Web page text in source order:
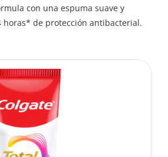
con una espuma suave y
horas* de protección antibacterial.